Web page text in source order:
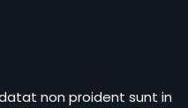
non proident sunt in